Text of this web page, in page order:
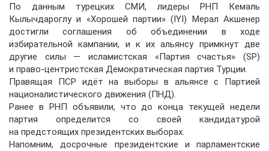
По данным турецких СМИ, лидеры РНП Кемаль
Кылычдароглу и «Хорошей партии» (IYI) Мерал Акшенер
достигли соглашения об объединении в ходе
избирательной кампании, и к их альянсу примкнут две
другие силы — исламистская «Партия счастья» (SP)
и право-центристская Демократическая партия Турции.
Правящая ПСР идёт на выборы в альянсе с Партией
националистического движения (ПНД).
Ранее в РНП объявили, что до конца текущей недели
партия определится со своей кандидатурой
на предстоящих президентских выборах.
Напомним, досрочные президентские и парламентские